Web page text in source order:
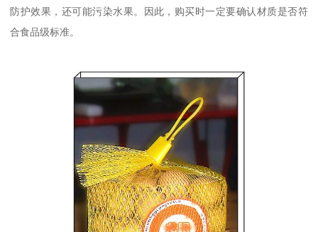
防护效果，还可能污染水果。因此，购买时一定要确认材质是否符
合食品级标准。